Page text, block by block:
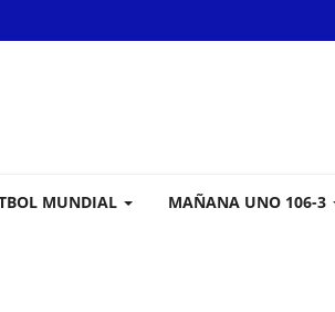
MUNDIAL MAÑANA UNO 106-3